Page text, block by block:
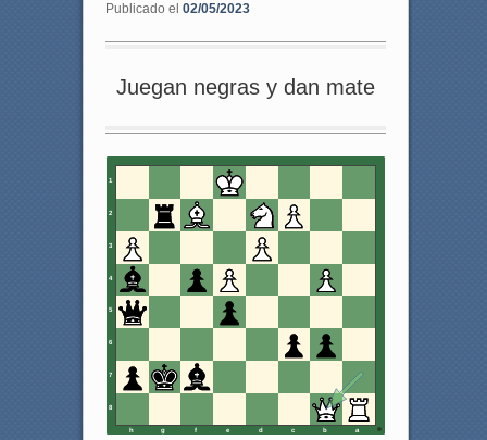
Publicado el 02/05/2023
Juegan negras y dan mate
1
2
3
4
5
6
7
8
h g f e d c b a